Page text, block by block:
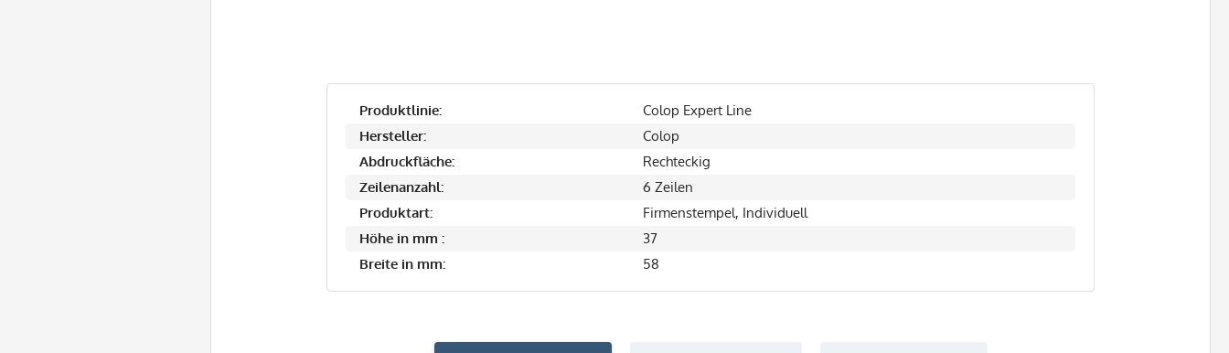
Produktlinie:
Colop Expert Line
Hersteller:
Colop
Abdruckfläche:
Rechteckig
Zeilenanzahl:
6 Zeilen
Produktart:
Firmenstempel, Individuell
Höhe in mm :
37
Breite in mm:
58